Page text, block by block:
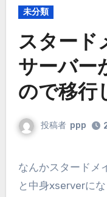
未分類
スタード
サーバー
ので移行
投稿者 ppp
なんかスタードメインとスターサーバーがまるご
と中身xserverに